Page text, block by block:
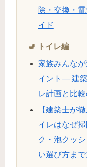
除・交換・
イド
🚽 トイレ編
家族みんな
イント― 建
レ計画と比
【建築士が
イレはなぜ
ク・泡クッ
い選び方まで